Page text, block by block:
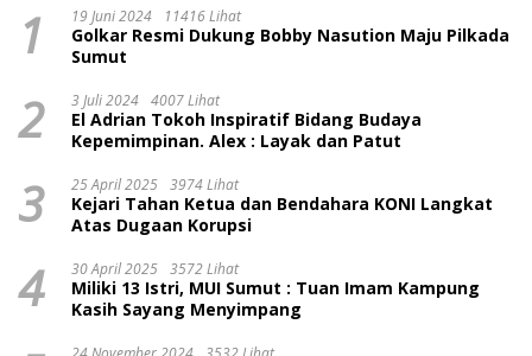
1 19 Juni 2024 11416 Lihat
Golkar Resmi Dukung Bobby Nasution Maju Pilkada
Sumut
2 3 Juli 2024 4007 Lihat
El Adrian Tokoh Inspiratif Bidang Budaya
Kepemimpinan. Alex : Layak dan Patut
3 25 April 2025 3974 Lihat
Kejari Tahan Ketua dan Bendahara KONI Langkat
Atas Dugaan Korupsi
4 30 April 2025 3572 Lihat
Miliki 13 Istri, MUI Sumut : Tuan Imam Kampung
Kasih Sayang Menyimpang